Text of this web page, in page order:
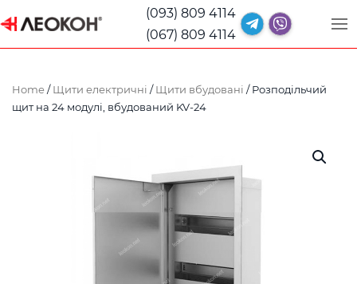
(093) 809 4114
(067) 809 4114
Home/Щити електричні /Щити вбудовані / Розподільчий
щит на 24 модулі, вбудований KV-24